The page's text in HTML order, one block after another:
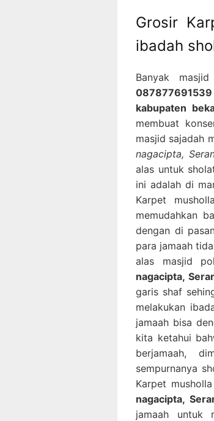
Grosir
ibadah
Banyak
kabupaten
membuat
masjid sajadah
nagacipta,
alas untuk
ini adalah di
Karpet
memudahkan
dengan di
para jamaah
alas masjid
nagacipta,
garis shaf
melakukan
jamaah bisa
kita ketahui
berjamaah,
sempurnanya
Karpet
nagacipta,
jamaah untuk